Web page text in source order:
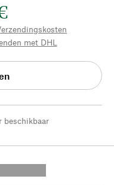
met DHL
beschikbaar